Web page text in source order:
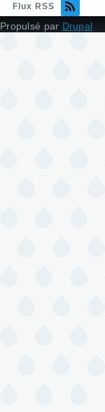
Flux RSS
Propulsé par Drupal